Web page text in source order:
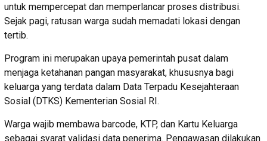
untuk mempercepat dan memperlancar proses distribusi.
Sejak pagi, ratusan warga sudah memadati lokasi dengan
tertib.
Program ini merupakan upaya pemerintah pusat dalam
menjaga ketahanan pangan masyarakat, khususnya bagi
keluarga yang terdata dalam Data Terpadu Kesejahteraan
Sosial (DTKS) Kementerian Sosial RI.
Warga wajib membawa barcode, KTP, dan Kartu Keluarga
sebagai syarat validasi data penerima. Pengawasan dilakukan